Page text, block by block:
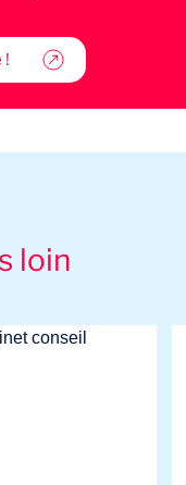
!
loin